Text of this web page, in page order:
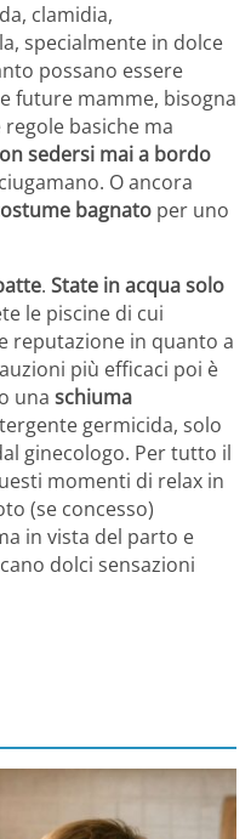
clamidia,
specialmente in dolce
possano essere
future mamme, bisogna
basiche ma
sedersi mai a bordo
O ancora
bagnato per uno
. State in acqua solo
le piscine di cui
reputazione in quanto a
più efficaci poi è
una schiuma
germicida, solo
ginecologo. Per tutto il
momenti di relax in
(se concesso)
in vista del parto e
dolci sensazioni